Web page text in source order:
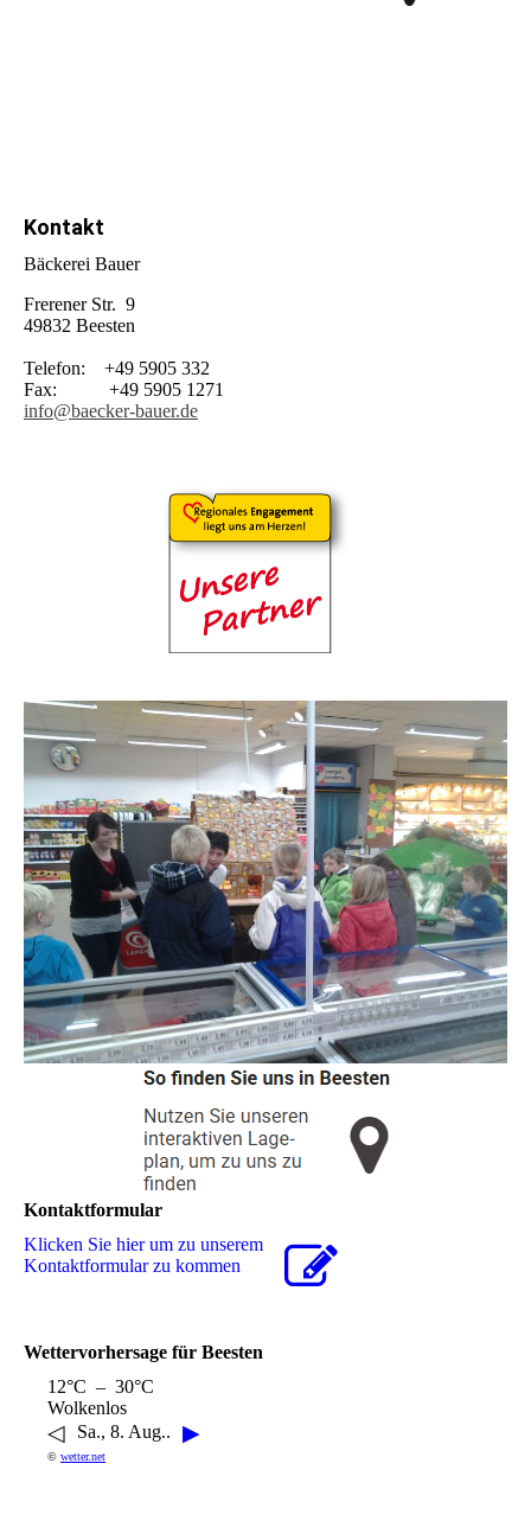
Kontakt
Bäckerei Bauer
Frerener Str. 9
49832 Beesten
Telefon: +49 5905 332
Fax: +49 5905 1271
info@baecker-bauer.de
Kontaktformular
Klicken Sie hier um zu unserem
Kon­takt­for­mu­lar zu kommen
Wettervorhersage für Beesten
12°C – 30°C
Wolkenlos
◁ Sa., 8. Aug.. ▶
© wetter.net